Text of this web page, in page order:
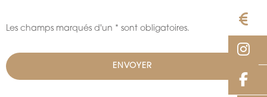
Les champs marqués d'un * sont obligatoires.